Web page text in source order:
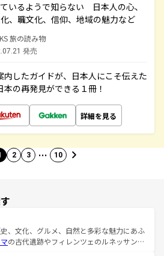
いるようで知らない 日本人の心、
、職文化、信仰、地域の魅力など
旅の読み物
発売
内したガイドが、日本人にこそ伝えた
の再発見ができる１冊！
詳細を見る
2 3 … 10
、文化、グルメ、自然と多彩な魅力にあふ
の古代遺跡やフィレンツェのルネッサンス